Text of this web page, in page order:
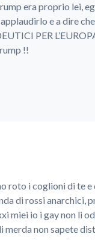
era proprio lei,
e a dire
PER
!!
roto i coglioni di te
di rossi anarchici,
miei io i gay non li
non sapete